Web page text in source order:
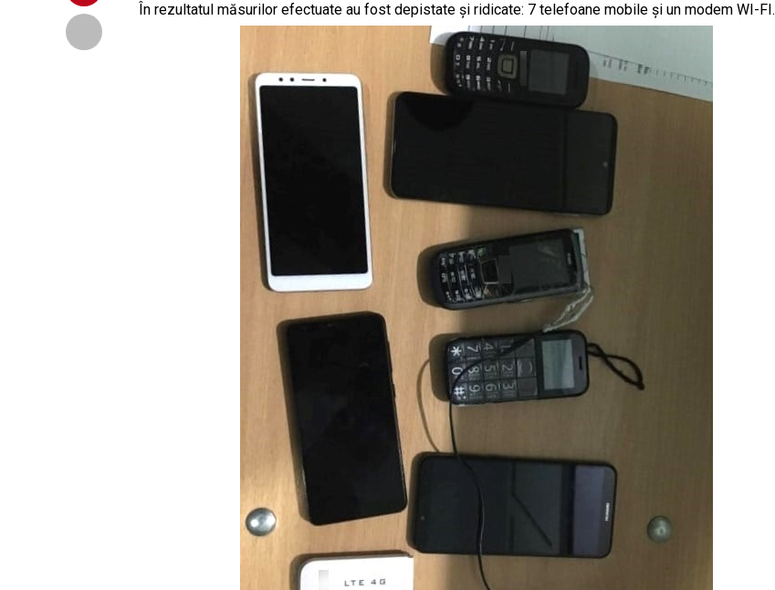
În rezultatul măsurilor efectuate au fost depistate şi ridicate: 7 telefoane mobile și un modem WI-FI.